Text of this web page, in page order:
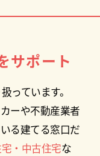
サポート
っています。
ーや不動産業者
る建てる窓口だ
・中古住宅な